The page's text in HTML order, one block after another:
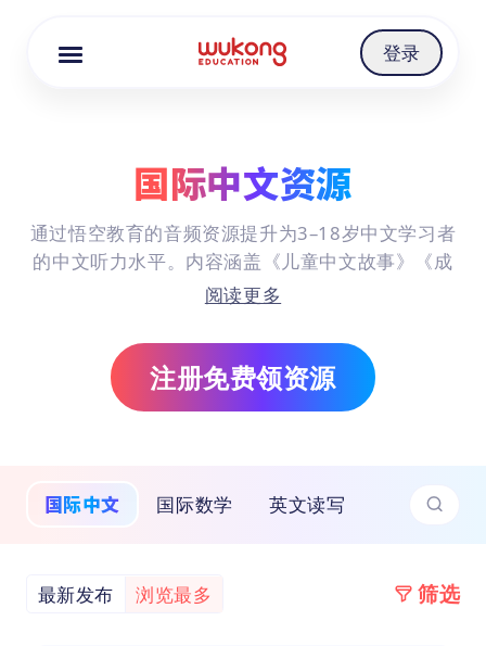
登录
国际中文资源
通过悟空教育的音频资源提升为3–18岁中文学习者
的中文听力水平。内容涵盖《儿童中文故事》《成
语故事》等主题听力材料，专为不同阶段的学习者
同时沉浸式感受中国故事与文化。
阅读更多
注册免费领资源
国际中文 国际数学 英文读写
最新发布 浏览最多 筛选